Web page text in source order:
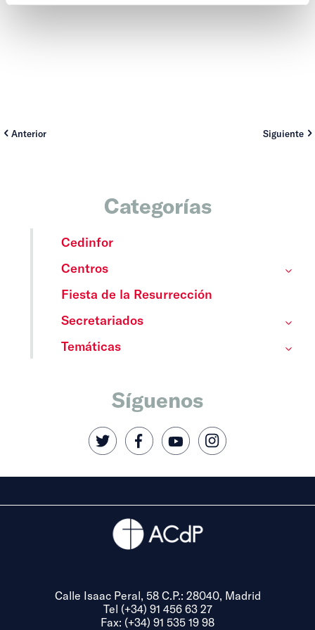
Anterior Siguiente
Categorías
Cedinfor
Centros
Fiesta de la Resurrección
Secretariados
Temáticas
Síguenos
Calle Isaac Peral, 58 C.P.: 28040, Madrid
Tel (+34) 91 456 63 27
Fax: (+34) 91 535 19 98